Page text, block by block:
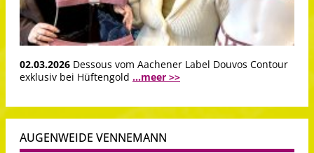
02.03.2026 Dessous vom Aachener Label Douvos Contour
exklusiv bei Hüftengold ...meer >>
AUGENWEIDE VENNEMANN